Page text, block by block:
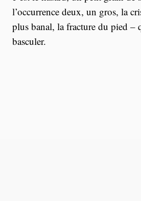
l’occurrence deux, un gros, la
plus banal, la fracture du pied –
basculer.